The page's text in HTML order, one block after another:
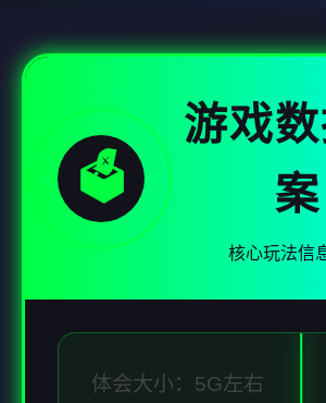
🗳️
游戏
案
核心玩法信
体会大小：5G左右